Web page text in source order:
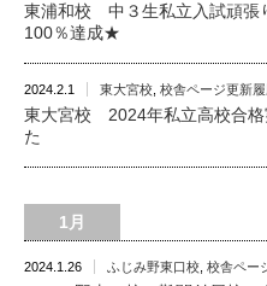
東浦和校 中３生私立入試頑
100％達成★
2024.2.1 東大宮校 校舎ページ更新
東大宮校 2024年私立高校合
た
1月
2024.1.26 ふじみ野東口校 校舎ペー